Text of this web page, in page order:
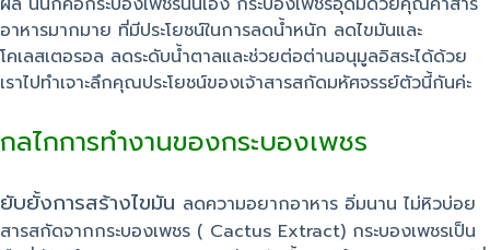
อาหารมากมาย ที่มีประโยชน์ในการลดน้ำหนัก ลดไขมันและ
โคเลสเตอรอล ลดระดับน้ำตาลและช่วยต่อต่านอนุมูลอิสระได้ด้วย
เราไปทำเจาะลึกคุณประโยชน์ของเจ้าสารสกัดมหัศจรรย์ตัวนี้กันค่ะ
กลไกการทำงานของกระบองเพชร
ยับยั้งการสร้างไขมัน ลดความอยากอาหาร อิ่มนาน ไม่หิวบ่อย
สารสกัดจากกระบองเพชร ( Cactus Extract) กระบองเพชรเป็น